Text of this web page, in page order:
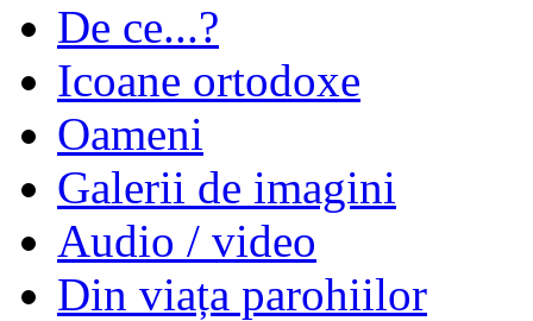
De ce...?
Icoane ortodoxe
Oameni
Galerii de imagini
Audio / video
Din viața parohiilor